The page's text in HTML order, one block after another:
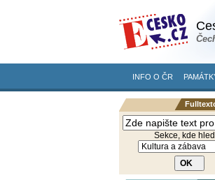
INFO O ČR
Sekce, kde